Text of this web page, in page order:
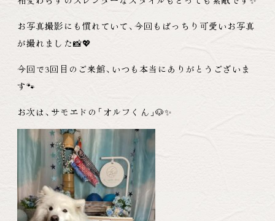
お写真撮影にも慣れていて、今回もばっちり可愛いお写真
が撮れました📸💖
今回で3回目のご来館、いつも本当にありがとうございま
す🐾
お次は 、サモエドの「オルフくん 」🐶✨